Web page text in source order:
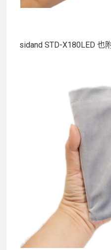
sidand STD-X180LED 也